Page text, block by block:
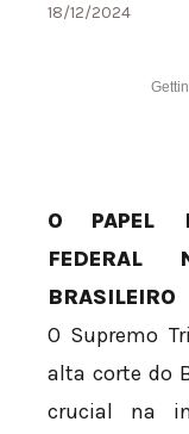
18/12/2024
O PAPEL
FEDERAL
BRASILEIRO
O Supremo
alta corte do
crucial na